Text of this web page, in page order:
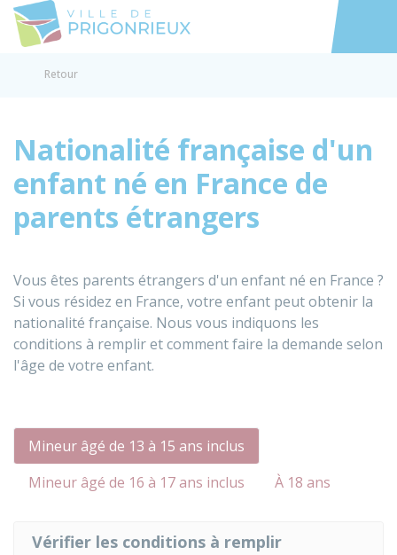
Accéder
Retour
Nationalité française d'un
enfant né en France de
parents étrangers
Vous êtes parents étrangers d'un enfant né en France ?
Si vous résidez en France, votre enfant peut obtenir la
nationalité française. Nous vous indiquons les
conditions à remplir et comment faire la demande selon
l'âge de votre enfant.
Mineur âgé de 13 à 15 ans inclus
Mineur âgé de 16 à 17 ans inclus
À 18 ans
Vérifier les conditions à remplir